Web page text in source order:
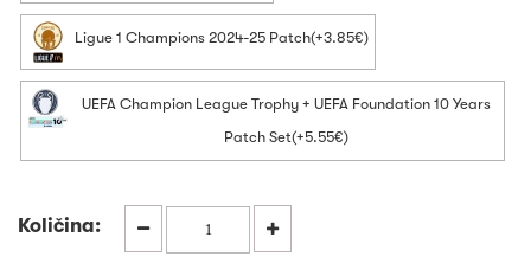
Ligue 1 Champions 2024-25 Patch(+3.85€)
UEFA Champion League Trophy + UEFA Foundation 10 Years
Patch Set(+5.55€)
Količina: